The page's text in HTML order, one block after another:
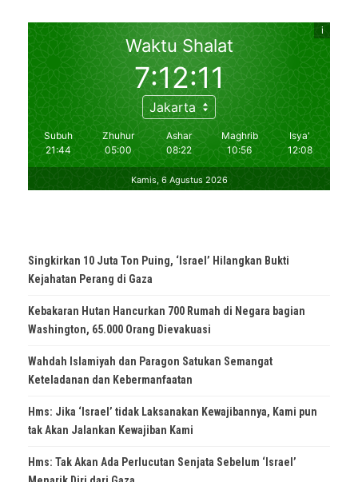
Singkirkan 10 Juta Ton Puing, ‘Israel’ Hilangkan Bukti
Kejahatan Perang di Gaza
Kebakaran Hutan Hancurkan 700 Rumah di Negara bagian
Washington, 65.000 Orang Dievakuasi
Wahdah Islamiyah dan Paragon Satukan Semangat
Keteladanan dan Kebermanfaatan
Hms: Jika ‘Israel’ tidak Laksanakan Kewajibannya, Kami pun
tak Akan Jalankan Kewajiban Kami
Hms: Tak Akan Ada Perlucutan Senjata Sebelum ‘Israel’